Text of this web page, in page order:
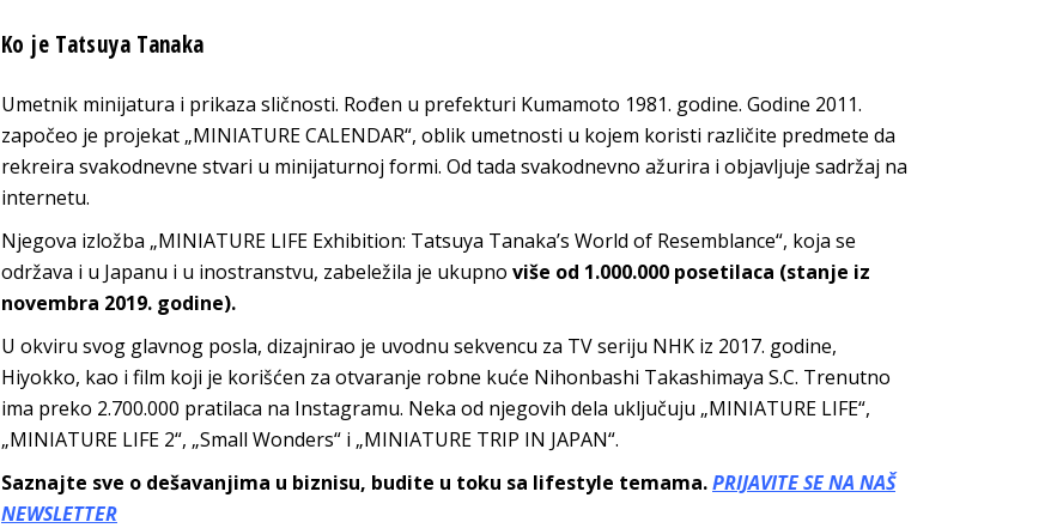
Ko je Tatsuya Tanaka
Umetnik minijatura i prikaza sličnosti. Rođen u prefekturi Kumamoto 1981. godine. Godine 2011.
započeo je projekat „MINIATURE CALENDAR“, oblik umetnosti u kojem koristi različite predmete da
rekreira svakodnevne stvari u minijaturnoj formi. Od tada svakodnevno ažurira i objavljuje sadržaj na
internetu.
Njegova izložba „MINIATURE LIFE Exhibition: Tatsuya Tanaka’s World of Resemblance“, koja se
održava i u Japanu i u inostranstvu, zabeležila je ukupno više od 1.000.000 posetilaca (stanje iz
novembra 2019. godine).
U okviru svog glavnog posla, dizajnirao je uvodnu sekvencu za TV seriju NHK iz 2017. godine,
Hiyokko, kao i film koji je korišćen za otvaranje robne kuće Nihonbashi Takashimaya S.C. Trenutno
ima preko 2.700.000 pratilaca na Instagramu. Neka od njegovih dela uključuju „MINIATURE LIFE“,
„MINIATURE LIFE 2“, „Small Wonders“ i „MINIATURE TRIP IN JAPAN“.
Saznajte sve o dešavanjima u biznisu, budite u toku sa lifestyle temama.PRIJAVITE SE NA NAŠ
NEWSLETTER